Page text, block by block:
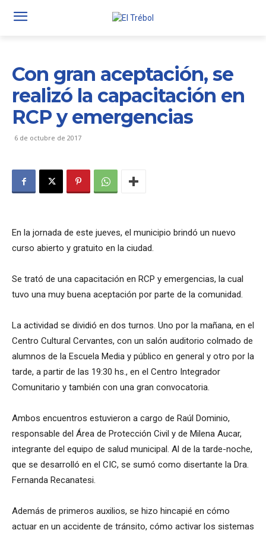
Con gran aceptación, se
realizó la capacitación en
RCP y emergencias
6 de octubre de 2017
En la jornada de este jueves, el municipio brindó un nuevo
curso abierto y gratuito en la ciudad.
Se trató de una capacitación en RCP y emergencias, la cual
tuvo una muy buena aceptación por parte de la comunidad.
La actividad se dividió en dos turnos. Uno por la mañana, en el
Centro Cultural Cervantes, con un salón auditorio colmado de
alumnos de la Escuela Media y público en general y otro por la
tarde, a partir de las 19:30 hs., en el Centro Integrador
Comunitario y también con una gran convocatoria.
Ambos encuentros estuvieron a cargo de Raúl Dominio,
responsable del Área de Protección Civil y de Milena Aucar,
integrante del equipo de salud municipal. Al de la tarde-noche,
que se desarrolló en el CIC, se sumó como disertante la Dra.
Fernanda Recanatesi.
Además de primeros auxilios, se hizo hincapié en cómo
actuar en un accidente de tránsito, cómo activar los sistemas